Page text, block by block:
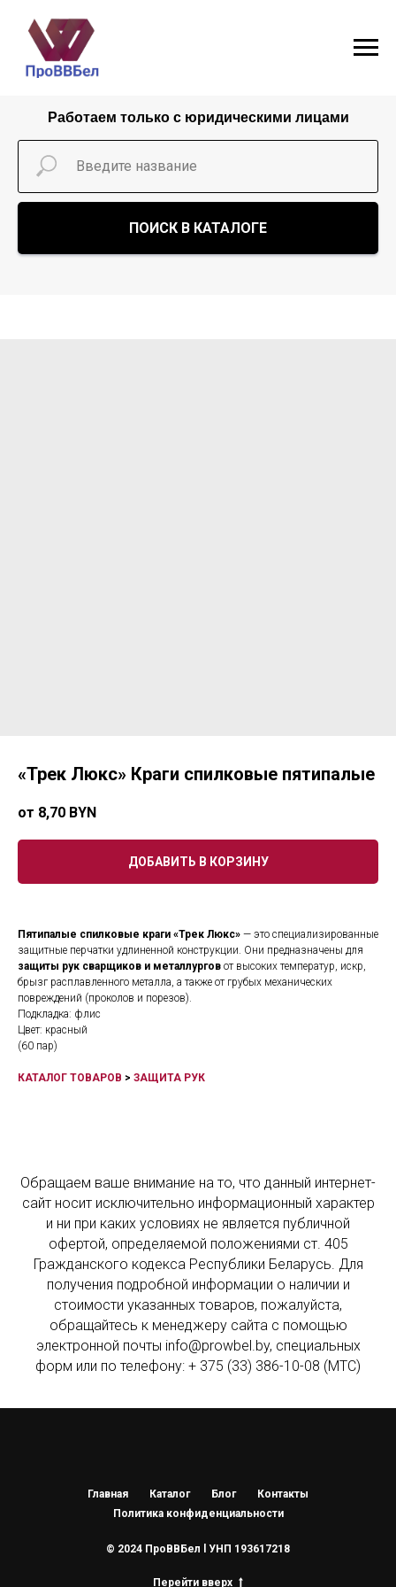
Работаем только с юридическими лицами
ПОИСК В КАТАЛОГЕ
«Трек Люкс» Краги спилковые пятипалые
8,70 BYN
ДОБАВИТЬ В КОРЗИНУ
Пятипалые спилковые краги «Трек Люкс» — это специализированные
защитные перчатки удлиненной конструкции. Они предназначены для
защиты рук сварщиков и металлургов от высоких температур, искр,
брызг расплавленного металла, а также от грубых механических
повреждений (проколов и порезов).
Подкладка: флис
Цвет: красный
(60 пар)
КАТАЛОГ ТОВАРОВ > ЗАЩИТА РУК
Обращаем ваше внимание на то, что данный интернет-
сайт носит исключительно информационный характер
и ни при каких условиях не является публичной
офертой, определяемой положениями ст. 405
Гражданского кодекса Республики Беларусь. Для
получения подробной информации о наличии и
стоимости указанных товаров, пожалуйста,
обращайтесь к менеджеру сайта с помощью
электронной почты info@prowbel.by, специальных
форм или по телефону: + 375 (33) 386-10-08 (МТС)
Главная Каталог Блог
Контакты
Политика конфиденциальности
© 2024 ПроВВБел l УНП 193617218
Перейти вверх